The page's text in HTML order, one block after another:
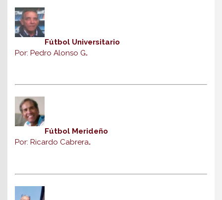
Fútbol Universitario
Por: Pedro Alonso G.
Fútbol Merideño
Por: Ricardo Cabrera.